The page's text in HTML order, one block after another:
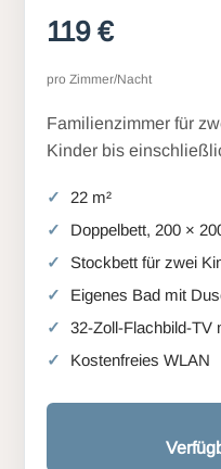
119 €
pro Zimmer/Nacht
Familienzimmer für
Kinder bis
22 m²
Doppelbett, 200 ×
Stockbett für zwei
Eigenes Bad mit
32-Zoll-Flachbild-TV
Kostenfreies WLAN